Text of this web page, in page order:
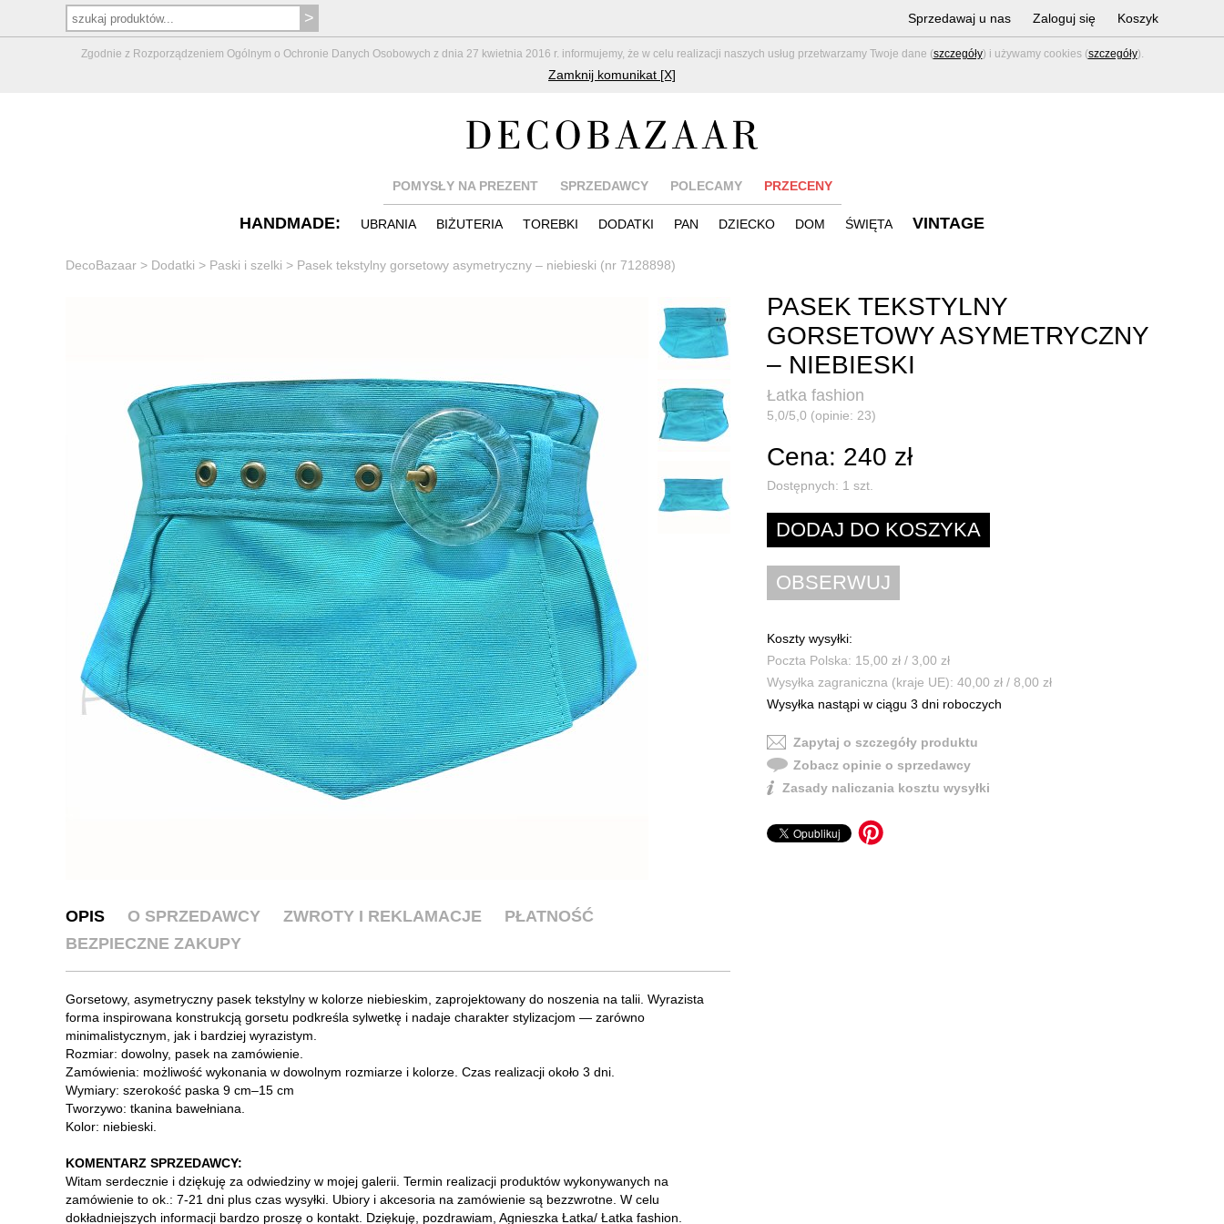
Zgodnie z Rozporządzeniem Ogólnym o Ochronie Danych Osobowych z dnia 27 kwietnia 2016 r. informujemy, że w celu realizacji naszych usług przetwarzamy Twoje dane (szczegóły) i używamy cookies (szczegóły).
Zamknij komunikat [X]
Sprzedawaj u nas Zaloguj się Koszyk
POMYSŁY NA PREZENT SPRZEDAWCY POLECAMY PRZECENY
HANDMADE: UBRANIA BIŻUTERIA TOREBKI DODATKI PAN DZIECKO DOM ŚWIĘTA VINTAGE
DecoBazaar > Dodatki > Paski i szelki > Pasek tekstylny gorsetowy asymetryczny – niebieski (nr 7128898)
PASEK TEKSTYLNY
GORSETOWY ASYMETRYCZNY
– NIEBIESKI
Łatka fashion
5,0/5,0 (opinie: 23)
Cena: 240 zł
Dostępnych: 1 szt.
Koszty wysyłki:
Poczta Polska: 15,00 zł / 3,00 zł
Wysyłka zagraniczna (kraje UE): 40,00 zł / 8,00 zł
Wysyłka nastąpi w ciągu 3 dni roboczych
Zapytaj o szczegóły produktu
Zobacz opinie o sprzedawcy
Zasady naliczania kosztu wysyłki
OPIS O SPRZEDAWCY ZWROTY I REKLAMACJE
PŁATNOŚĆ
BEZPIECZNE ZAKUPY
Gorsetowy, asymetryczny pasek tekstylny w kolorze niebieskim, zaprojektowany do noszenia na talii. Wyrazista
forma inspirowana konstrukcją gorsetu podkreśla sylwetkę i nadaje charakter stylizacjom — zarówno
minimalistycznym, jak i bardziej wyrazistym.
Rozmiar: dowolny, pasek na zamówienie.
Zamówienia: możliwość wykonania w dowolnym rozmiarze i kolorze. Czas realizacji około 3 dni.
Wymiary: szerokość paska 9 cm–15 cm
Tworzywo: tkanina bawełniana.
Kolor: niebieski.
KOMENTARZ SPRZEDAWCY:
Witam serdecznie i dziękuję za odwiedziny w mojej galerii. Termin realizacji produktów wykonywanych na
zamówienie to ok.: 7-21 dni plus czas wysyłki. Ubiory i akcesoria na zamówienie są bezzwrotne. W celu
dokładniejszych informacji bardzo proszę o kontakt. Dziękuję, pozdrawiam, Agnieszka Łatka/ Łatka fashion.